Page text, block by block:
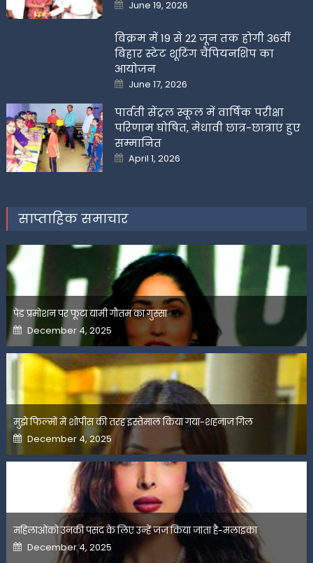
on
June 19, 2026
बिक्रम में 19 से 22 जून तक होगी 36वीं
बिहार स्टेट शूटिंग चैंपियनशिप का
आयोजन
Posted
on
June 17, 2026
पार्वती सेंट्रल स्कूल में वार्षिक परीक्षा
परिणाम घोषित, मेधावी छात्र-छात्राएं हुए
सम्मानित
Posted
on
April 1, 2026
साप्ताहिक समाचार
पेड प्रमोशन पर फूटा यामी गौतम का गुस्सा
Posted
on
December 4, 2025
मुझे फिल्मों में शोपीस की तरह इस्तेमाल किया गया-शहनाज गिल
Posted
on
December 4, 2025
महिलाओंको उनकी पसंद के लिए उन्हें जज किया जाता है-मलाइका
Posted
on
December 4, 2025